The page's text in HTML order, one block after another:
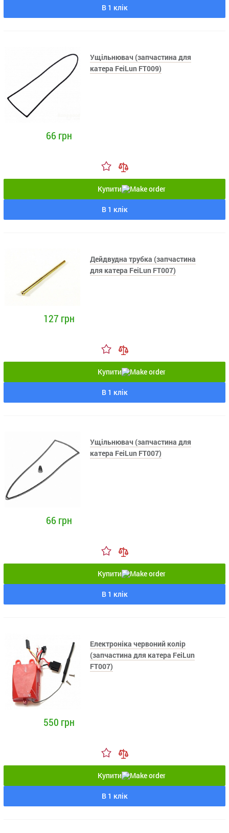
В 1 клік
Ущільнювач (запчастина для
катера FeiLun FT009)
66 грн
Купити
В 1 клік
Дейдвудна трубка (запчастина
для катера FeiLun FT007)
127 грн
Купити
В 1 клік
Ущільнювач (запчастина для
катера FeiLun FT007)
66 грн
Купити
В 1 клік
Електроніка червоний колір
(запчастина для катера FeiLun
FT007)
550 грн
Купити
В 1 клік